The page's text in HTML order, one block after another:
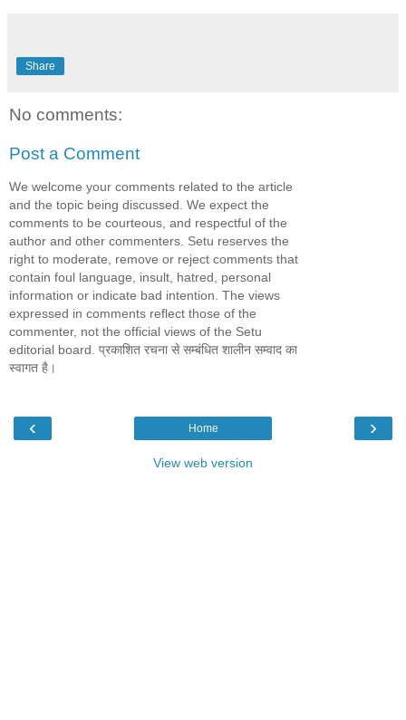
Share
No comments:
Post a Comment
We welcome your comments related to the article
and the topic being discussed. We expect the
comments to be courteous, and respectful of the
author and other commenters. Setu reserves the
right to moderate, remove or reject comments that
contain foul language, insult, hatred, personal
information or indicate bad intention. The views
expressed in comments reflect those of the
commenter, not the official views of the Setu
editorial board. प्रकाशित रचना से सम्बंधित शालीन सम्वाद का
स्वागत है।
‹ ›
Home
View web version